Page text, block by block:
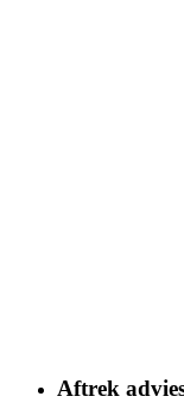
Aftrek